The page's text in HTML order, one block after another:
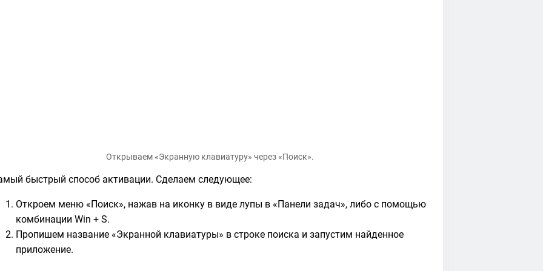
Открываем «Экранную клавиатуру» через «Поиск».
быстрый способ активации. Сделаем следующее:
Откроем меню «Поиск», нажав на иконку в виде лупы в «Панели задач», либо с помощью
комбинации Win + S.
Пропишем название «Экранной клавиатуры» в строке поиска и запустим найденное
приложение.